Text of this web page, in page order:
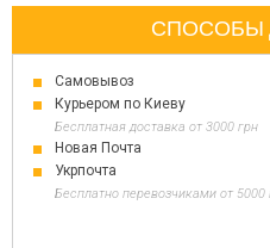
СПОСОБЫ
Самовывоз
Курьером по Киеву
Бесплатная доставка от 3000 грн
Новая Почта
Укрпочта
Бесплатно перевозчиками от 5000